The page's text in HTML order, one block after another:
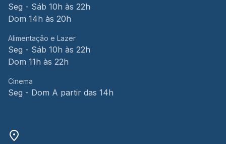
Seg - Sáb 10h às 22h
Dom 14h às 20h
Alimentação e Lazer
Seg - Sáb 10h às 22h
Dom 11h às 22h
Cinema
Seg - Dom A partir das 14h